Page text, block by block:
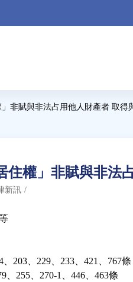
」非賦與非法占用他人財產者 取
住權」非賦與非
新訊 /
203、229、233、421、767條
、255、270-1、446、463條